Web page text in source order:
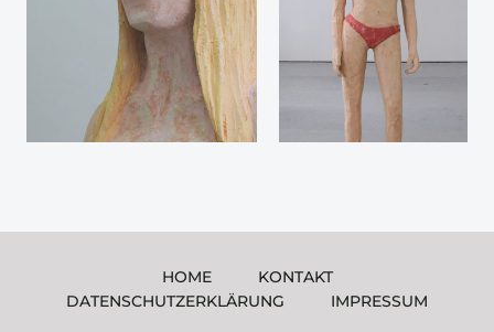
HOME
KONTAKT
DATENSCHUTZERKLÄRUNG
IMPRESSUM